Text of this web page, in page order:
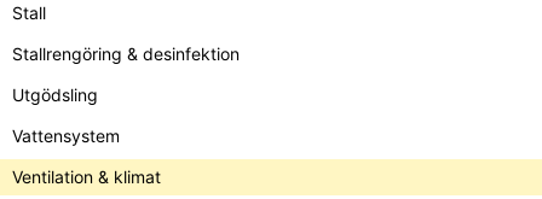
Stall
Stallrengöring & desinfektion
Utgödsling
Vattensystem
Ventilation & klimat